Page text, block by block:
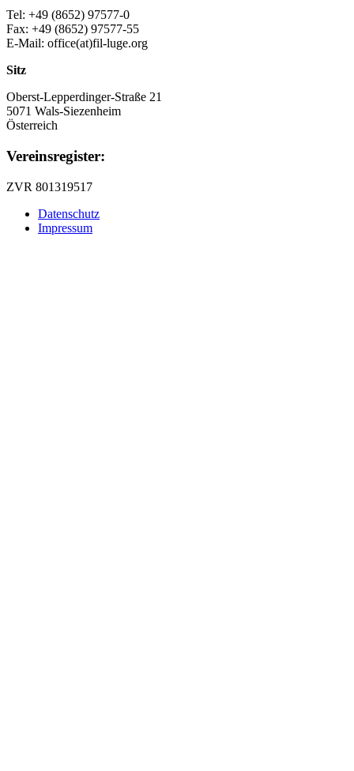
Tel: +49 (8652) 97577-0
Fax: +49 (8652) 97577-55
E-Mail: office(at)fil-luge.org
Sitz
Oberst-Lepperdinger-Straße 21
5071 Wals-Siezenheim
Österreich
Vereinsregister:
ZVR 801319517
Datenschutz
Impressum